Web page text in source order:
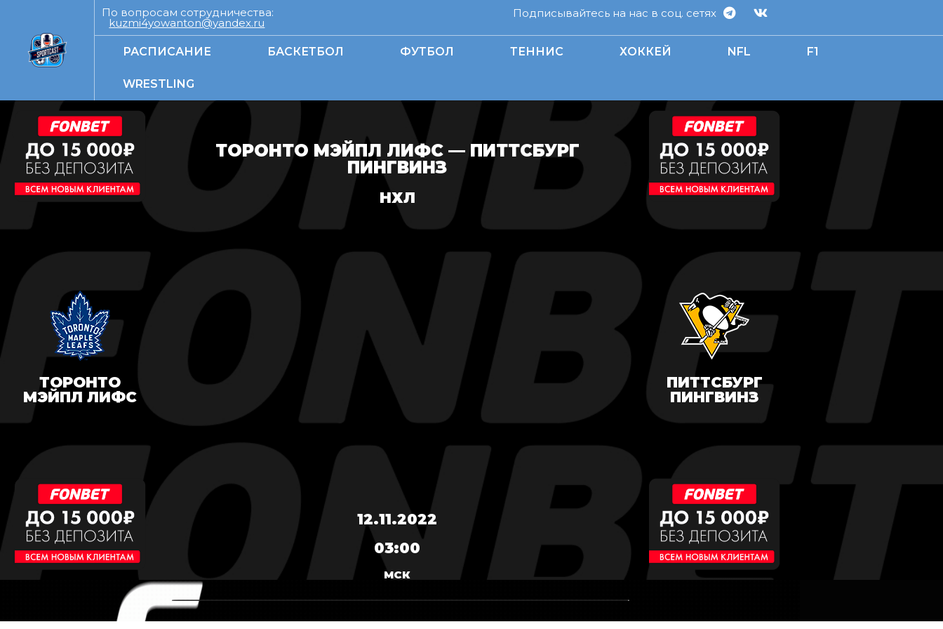
По вопросам сотрудничества:
kuzmi4yowanton@yandex.ru
Подписывайтесь на нас в соц. сетях
РАСПИСАНИЕ БАСКЕТБОЛ ФУТБОЛ ТЕННИС ХОККЕЙ NFL F1
WRESTLING
ТОРОНТО
МЭЙПЛ ЛИФС
ТОРОНТО МЭЙПЛ ЛИФС — ПИТТСБУРГ
ПИНГВИНЗ
НХЛ
12.11.2022
03:00
МСК
ПИТТСБУРГ
ПИНГВИНЗ